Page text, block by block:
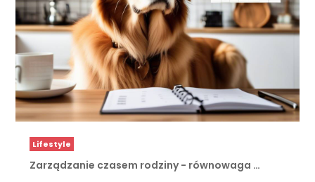
Lifestyle
Zarządzanie czasem rodziny - równowaga …